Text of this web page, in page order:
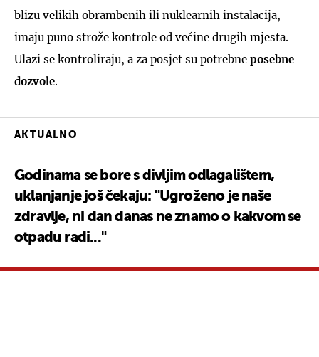
blizu velikih obrambenih ili nuklearnih instalacija,
imaju puno strože kontrole od većine drugih mjesta.
Ulazi se kontroliraju, a za posjet su potrebne posebne
dozvole.
AKTUALNO
Godinama se bore s divljim odlagalištem,
uklanjanje još čekaju: "Ugroženo je naše
zdravlje, ni dan danas ne znamo o kakvom se
otpadu radi..."